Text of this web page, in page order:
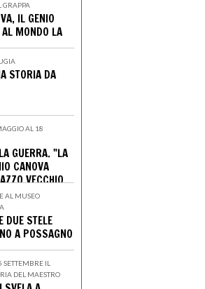
GRAPPA
IL GENIO
AL MONDO LA
STORIA DA
AL 18
GUERRA. "LA
CANOVA
VECCHIO
AL MUSEO
DUE STELE
A POSSAGNO
IL
DEL MAESTRO